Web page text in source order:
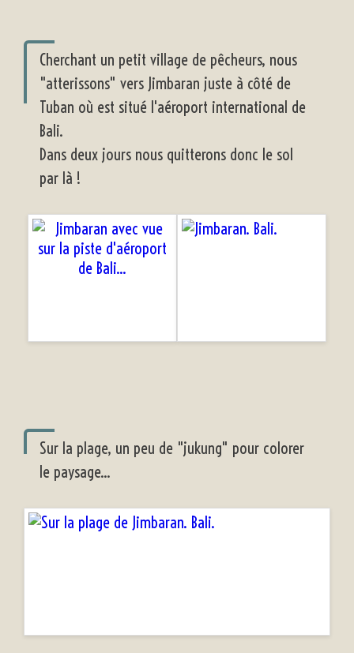
Cherchant un petit village de pêcheurs, nous
"atterissons" vers Jimbaran juste à côté de
Tuban où est situé l'aéroport international de
Bali.
Dans deux jours nous quitterons donc le sol
par là !
Sur la plage, un peu de "jukung" pour colorer
le paysage...